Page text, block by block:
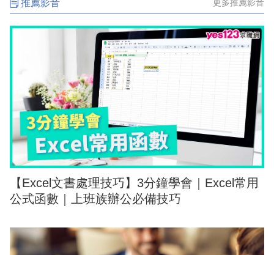
推薦影音 更多推薦影音
【Excel文書處理技巧】3分鐘學會｜Excel常用
公式函數｜上班族辦公必備技巧